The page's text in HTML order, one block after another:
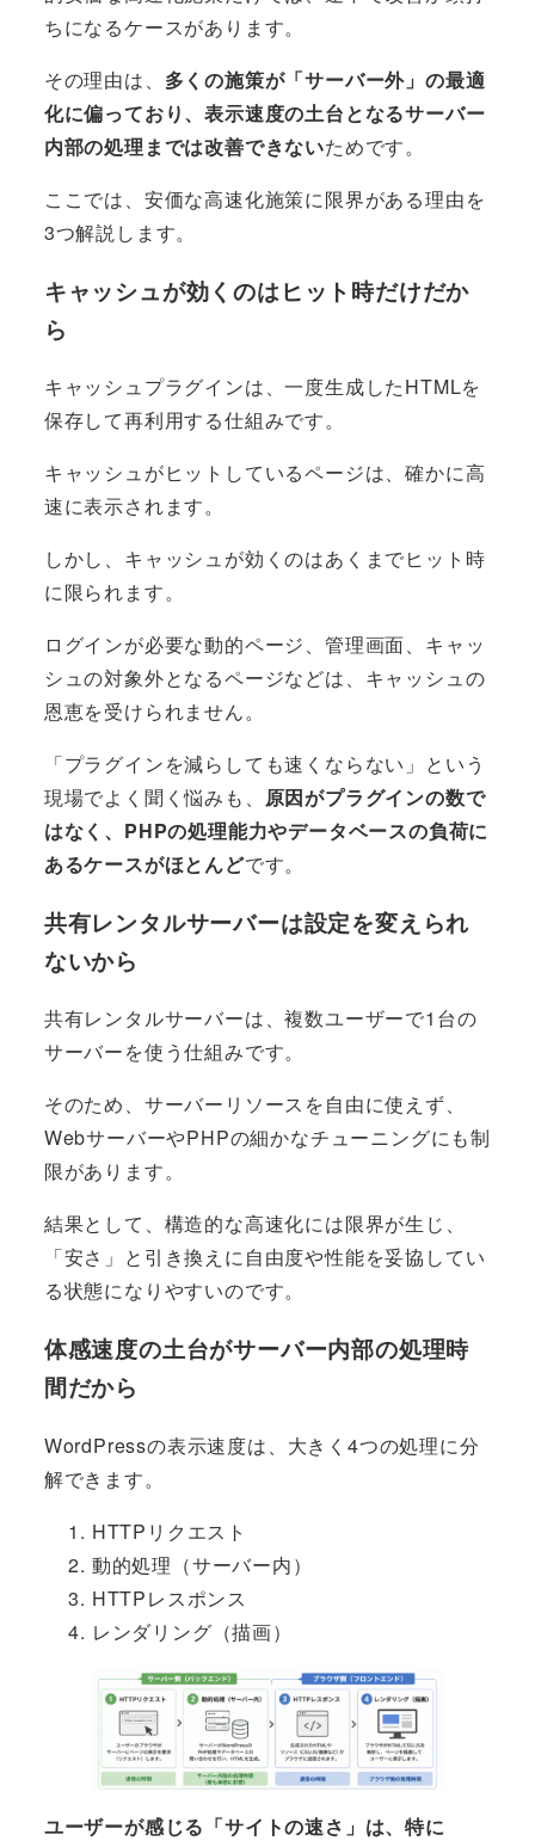
ちになるケースがあります。
その理由は、 多くの施策が「サーバー外」の最適
化に偏っており、表示速度の土台となるサーバー
内部の処理までは改善できないためです。
ここでは、安価な高速化施策に限界がある理由を
3つ解説します。
キャッシュが効くのはヒット時だけだか
ら
キャッシュプラグインは、一度生成したHTMLを
保存して再利用する仕組みです。
キャッシュがヒットしているページは、確かに高
速に表示されます。
しかし、キャッシュが効くのはあくまでヒット時
に限られます。
ログインが必要な動的ページ、管理画面、キャッ
シュの対象外となるページなどは、キャッシュの
恩恵を受けられません。
「プラグインを減らしても速くならない」という
現場でよく聞く悩みも、 原因がプラグインの数で
はなく、PHPの処理能力やデータベースの負荷に
あるケースがほとんどです。
共有レンタルサーバーは設定を変えられ
ないから
共有レンタルサーバーは、複数ユーザーで1台の
サーバーを使う仕組みです。
そのため、サーバーリソースを自由に使えず、
WebサーバーやPHPの細かなチューニングにも制
限があります。
結果として、構造的な高速化には限界が生じ、
「安さ」と引き換えに自由度や性能を妥協してい
る状態になりやすいのです。
体感速度の土台がサーバー内部の処理時
間だから
WordPressの表示速度は、大きく4つの処理に分
解できます。
HTTPリクエスト
動的処理（サーバー内）
HTTPレスポンス
レンダリング（描画）
ユーザーが感じる「サイトの速さ」は、特に